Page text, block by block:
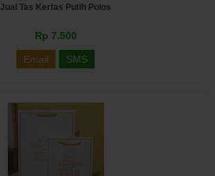
Jual Tas Kertas Putih Polos
Rp 7.500
Email SMS